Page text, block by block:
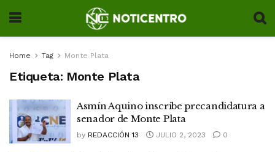
Home Tag Monte Plata
Etiqueta: Monte Plata
Asmín Aquino inscribe precandidatura a
senador de Monte Plata
by REDACCIÓN 13 JULIO 2, 2023 0